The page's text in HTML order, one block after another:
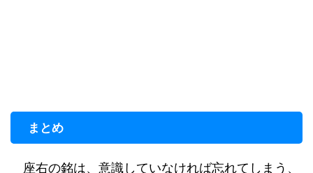
まとめ
座右の銘は、意識していなければ忘れてしまう、